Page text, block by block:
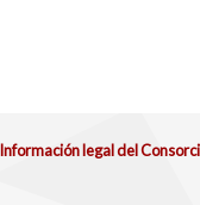
Información legal del